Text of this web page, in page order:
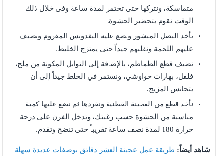
متماسكة، ونتركها حتى تختمر لمدة ساعة وفى خلال ذلك
الوقت نقوم بتحضير الحشوة.
نأخذ البصل المبشور ونضع عليه البقدونس المفروم ونضيف
عليهم اللحمة ونقلبهم جيداً حتى يمتزج الخليط.
نضيف قطع الطماطم، بالإضافة إلى التوابل المكونة من ملح،
فلفل، بهارات حواوشي، ونستمر في الخلط جيداً إلى أن
يتجانس المزيج.
نأخذ قطع من العجينة القطنية ونفردها ثم نضع عليها كمية
مناسبة من الحشوة حسب رغبتك، وتدخل الفرن على درجة
حرارة 180 لمدة نصف ساعة تقريباً حتى تنضج وتقدم.
شاهد أيضاً: طريقة عمل عجينة العشر دقائق بوصفات عديدة سهلة